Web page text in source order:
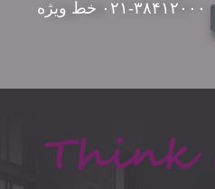
۰۲۱-۳۸۴۱۲۰۰۰ خط ویژه